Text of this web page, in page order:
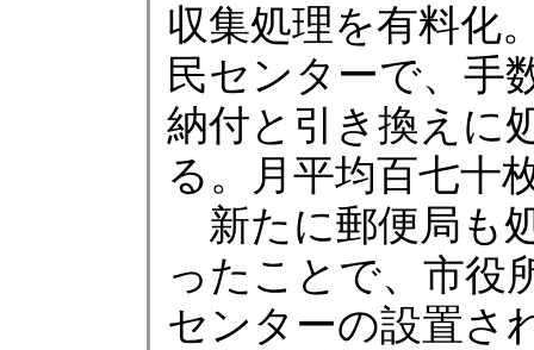
収集処理を有料化
民センターで、手
納付と引き換えに
る。月平均百七十
新たに郵便局も
ったことで、市役
センターの設置さ